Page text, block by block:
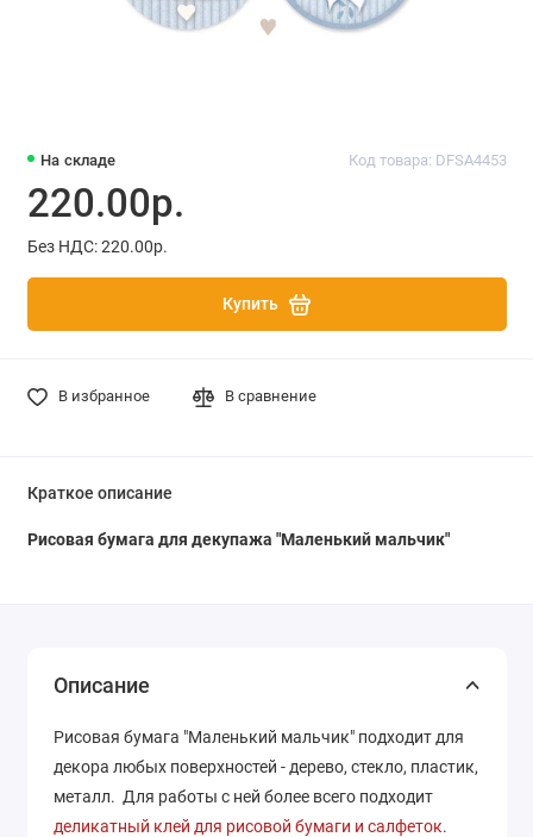
На складе Код товара: DFSA4453
220.00р.
Без НДС: 220.00р.
Купить
В избранное В сравнение
Краткое описание
Рисовая бумага для декупажа "Маленький мальчик"
Описание
Рисовая бумага "Маленький мальчик" подходит для
декора любых поверхностей - дерево, стекло, пластик,
металл. Для работы с ней более всего подходит
деликатный клей для рисовой бумаги и салфеток.